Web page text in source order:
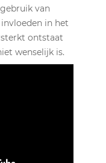
van
in het
ontstaat
wenselijk is.